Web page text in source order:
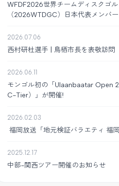
WFDF2026世界チームディスクゴ
（2026WTDGC）日本代表メンバ
2026.07.06
西村研杜選手 | 鳥栖市長を表敬訪問
2026.06.11
モンゴル初の「Ulaanbaatar Open
C-Tier）」が開催!
2026.02.03
福岡放送「地元検証バラエティ 福岡
2025.12.17
中部-関西ツアー開催のお知らせ